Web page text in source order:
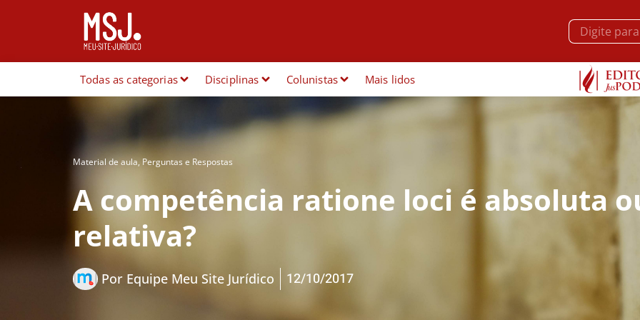
Todas as categorias Disciplinas Colunistas Mais lidos
Material de aula, Perguntas e Respostas
A competência ratione loci é absoluta
relativa?
Por Equipe Meu Site Jurídico 12/10/2017